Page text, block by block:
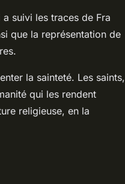
suivi les traces de Fra
que la représentation de
la sainteté. Les saints,
qui les rendent
religieuse, en la